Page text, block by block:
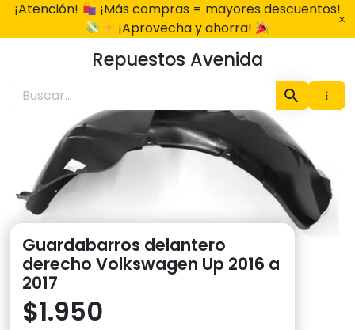
¡Atención!
¡Más compras = mayores descuentos!
¡Aprovecha y ahorra!
Repuestos Avenida
Guardabarros delantero
derecho Volkswagen Up 2016 a
2017
$1.950